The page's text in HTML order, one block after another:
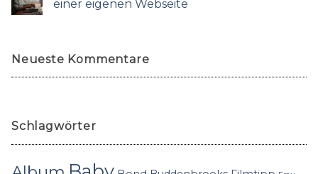
einer eigenen Webseite
Neueste Kommentare
Schlagwörter